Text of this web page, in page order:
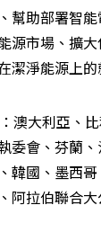
幫助部署智
源市場、擴
潔淨能源上的
澳大利亞、
委會、芬蘭
韓國、墨西
阿拉伯聯合